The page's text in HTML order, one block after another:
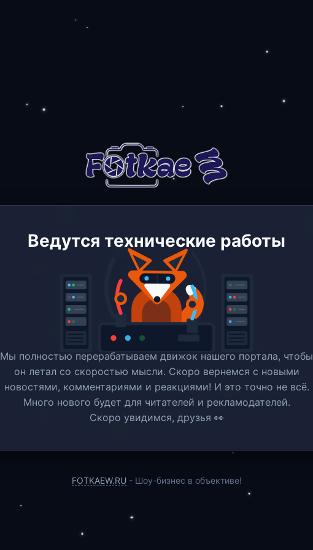
Ведутся технические работы
Мы полностью перерабатываем движок нашего портала, чтобы
он летал со скоростью мысли. Скоро вернемся c новыми
новостями, комментариями и реакциями! И это точно не всё.
Много нового будет для читателей и рекламодателей.
Скоро увидимся, друзья 👀
FOTKAEW.RU - Шоу-бизнес в объективе!